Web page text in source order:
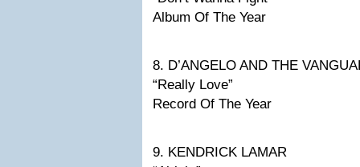
Album Of The Year
8. D’ANGELO AND THE
“Really Love”
Record Of The Year
9. KENDRICK LAMAR